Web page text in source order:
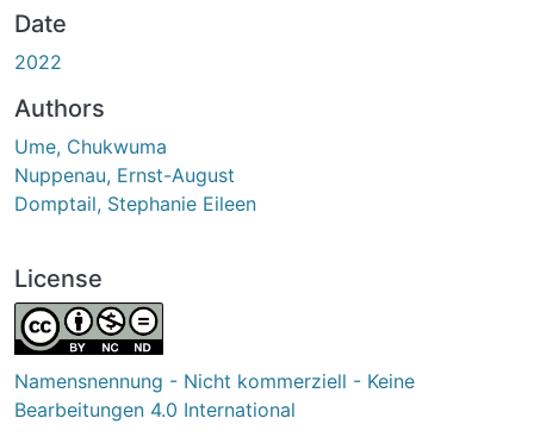
Date
2022
Authors
Ume, Chukwuma
Nuppenau, Ernst-August
Domptail, Stephanie Eileen
License
Namensnennung - Nicht kommerziell - Keine
Bearbeitungen 4.0 International